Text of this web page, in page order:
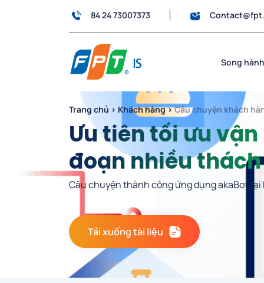
84 24 73007373
Song
Trang chủ › Khách hàng›Câu chuyện khách
Ưu tiên tối ưu
đoạn nhiều
Câu chuyện thành công ứng dụng akaBot tại
Tải xuống tài liệu